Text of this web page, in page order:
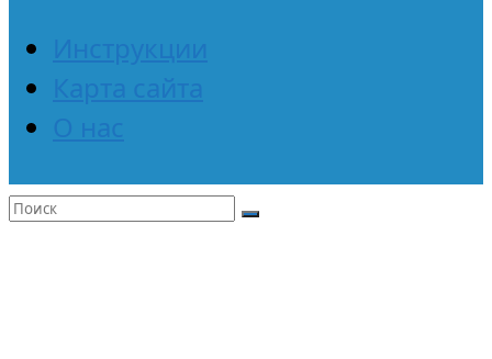
Инструкции
Карта сайта
О нас